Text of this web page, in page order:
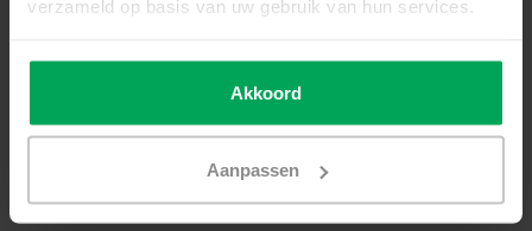
verzameld op basis van uw gebruik van hun services.
Akkoord
Aanpassen
Achteraf betaling mogelijk met Klarna
1-3 werkdagen levertijd
Neem contact met ons op
Productomschrijving
Verduisterende folie